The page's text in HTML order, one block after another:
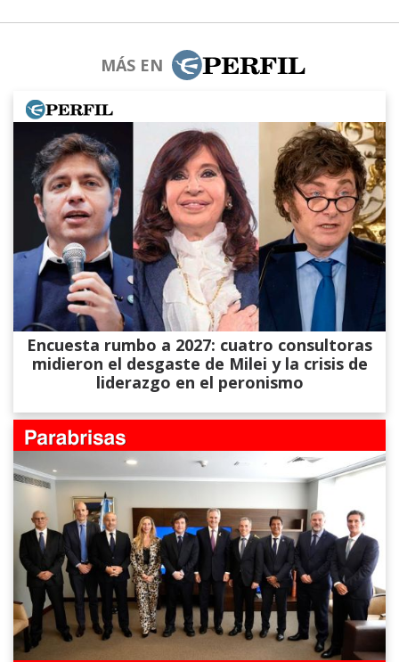
MÁS EN
Encuesta rumbo a 2027: cuatro consultoras
midieron el desgaste de Milei y la crisis de
liderazgo en el peronismo